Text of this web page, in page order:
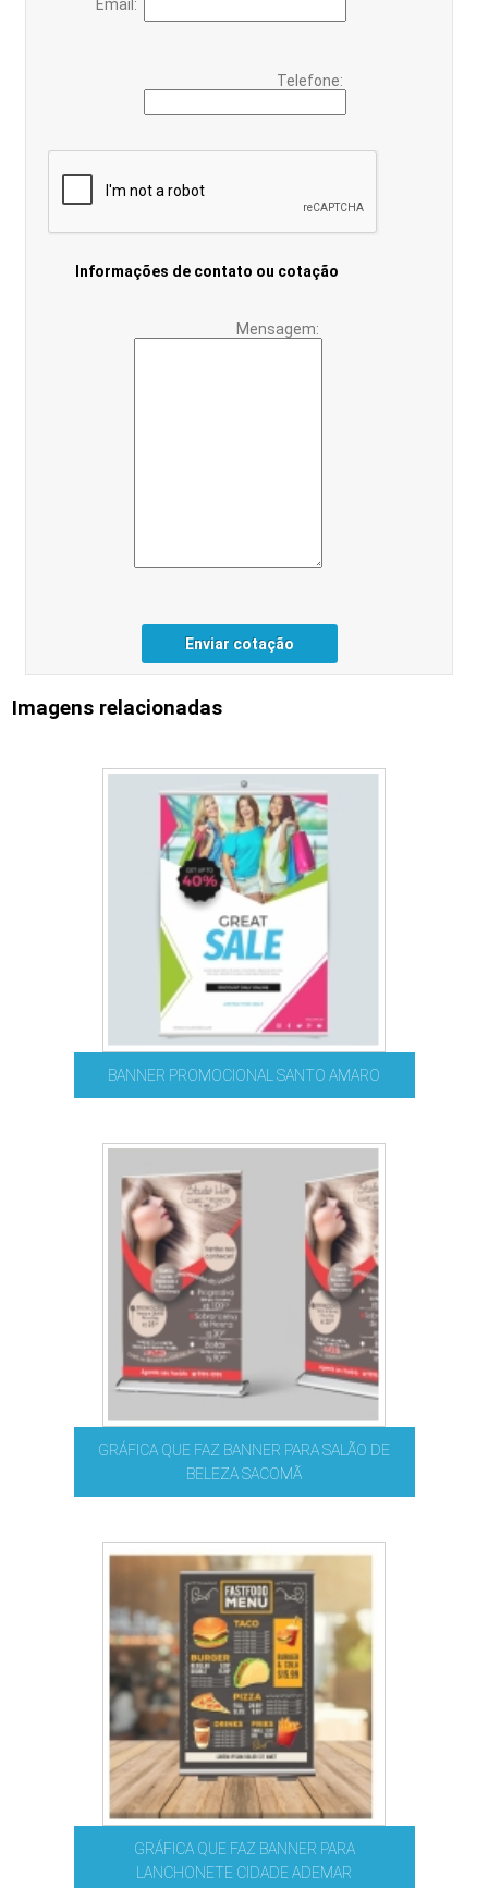
Email:
Telefone:
Informações de contato ou cotação
Mensagem:
Enviar cotação
Imagens relacionadas
BANNER PROMOCIONAL SANTO AMARO
GRÁFICA QUE FAZ BANNER PARA SALÃO DE
BELEZA SACOMÃ
GRÁFICA QUE FAZ BANNER PARA
LANCHONETE CIDADE ADEMAR